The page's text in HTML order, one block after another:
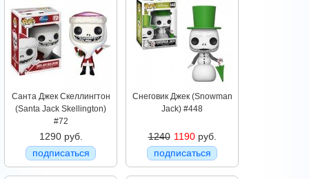
Санта Джек Скеллингтон
(Santa Jack Skellington)
#72
1290 руб.
подписаться
Снеговик Джек (Snowman
Jack) #448
1240 1190руб.
подписаться